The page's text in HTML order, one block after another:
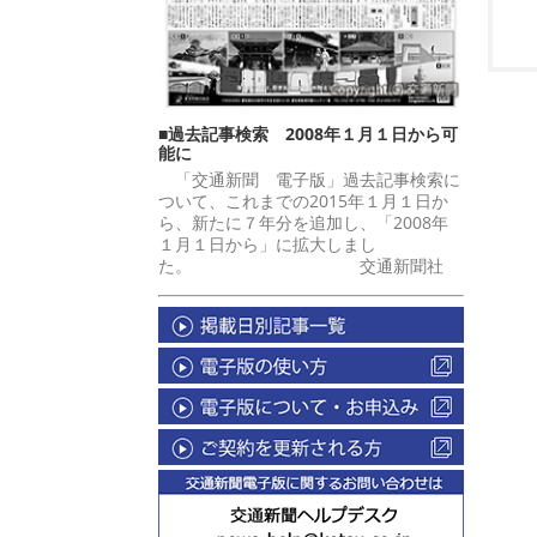
■過去記事検索 2008年１月１日から可
能に
「交通新聞 電子版」過去記事検索に
ついて、これまでの2015年１月１日か
ら、新たに７年分を追加し、「2008年
１月１日から」に拡大しまし
た。 交通新聞社